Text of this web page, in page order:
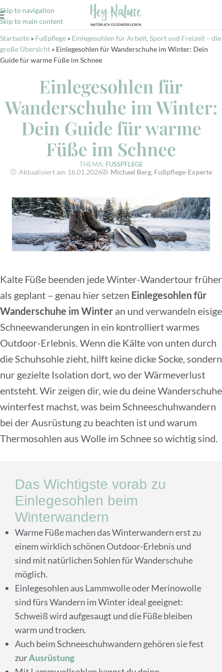
Skip to navigation
Skip to main content
Startseite » Fußpflege » Einlegesohlen für Arbeit, Sport und Freizeit – die
große Übersicht » Einlegesohlen für Wanderschuhe im Winter: Dein
Guide für warme Füße im Schnee
Einlegesohlen für
Wanderschuhe im Winter:
Dein Guide für warme
Füße im Schnee
THEMA: FUSSPFLEGE
Aktualisiert am 16.01.2026 Michael Berg, Fußpflege-Experte
Kalte Füße beenden jede Winter-Wandertour früher
als geplant – genau hier setzen Einlegesohlen für
Wanderschuhe im Winter an und verwandeln eisige
Schneewanderungen in ein kontrolliert warmes
Outdoor-Erlebnis. Wenn die Kälte von unten durch
die Schuhsohle zieht, hilft keine dicke Socke, sondern
nur gezielte Isolation dort, wo der Wärmeverlust
entsteht. Wir zeigen dir, wie du deine Wanderschuhe
winterfest machst, was beim Schneeschuhwandern
bei der Ausrüstung zu beachten ist und warum
Thermosohlen aus Wolle im Schnee so wichtig sind.
Das Wichtigste vorab zu
Einlegesohlen beim
Winterwandern
Warme Füße machen das Winterwandern erst zu
einem wirklich schönen Outdoor-Erlebnis und
sind mit natürlichen Sohlen für Wanderschuhe
möglich.
Einlegesohlen aus Lammwolle oder Merinowolle
sind fürs Wandern im Winter ideal geeignet:
Schweiß wird aufgesaugt und die Füße bleiben
warm und trocken.
Auch beim Schneeschuhwandern gehören sie fest
zurAusrüstung